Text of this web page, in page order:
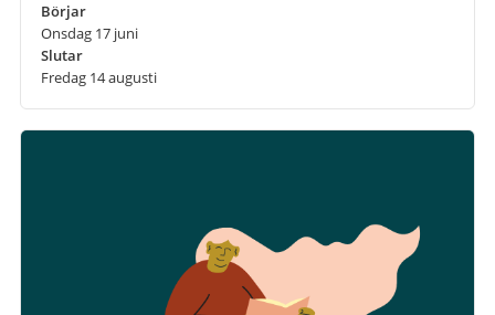
Börjar
Onsdag 17 juni
Slutar
Fredag 14 augusti